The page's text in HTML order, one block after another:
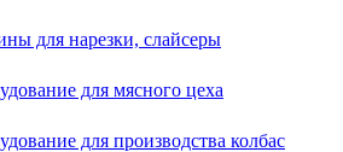
для нарезки, слайсеры
для мясного цеха
для производства колбас